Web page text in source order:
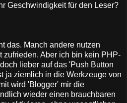
Geschwindigkeit für den Leser?
das. Manch andere nutzen
zufrieden. Aber ich bin kein PHP-
lieber auf das 'Push Button
ja ziemlich in die Werkzeuge von
wird 'Blogger' mir die
wieder einen brauchbaren